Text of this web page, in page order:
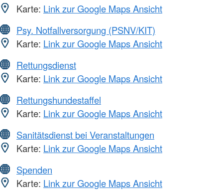
Karte: Link zur Google Maps Ansicht
Psy. Notfallversorgung (PSNV/KIT)
Karte: Link zur Google Maps Ansicht
Rettungsdienst
Karte: Link zur Google Maps Ansicht
Rettungshundestaffel
Karte: Link zur Google Maps Ansicht
Sanitätsdienst bei Veranstaltungen
Karte: Link zur Google Maps Ansicht
Spenden
Karte: Link zur Google Maps Ansicht